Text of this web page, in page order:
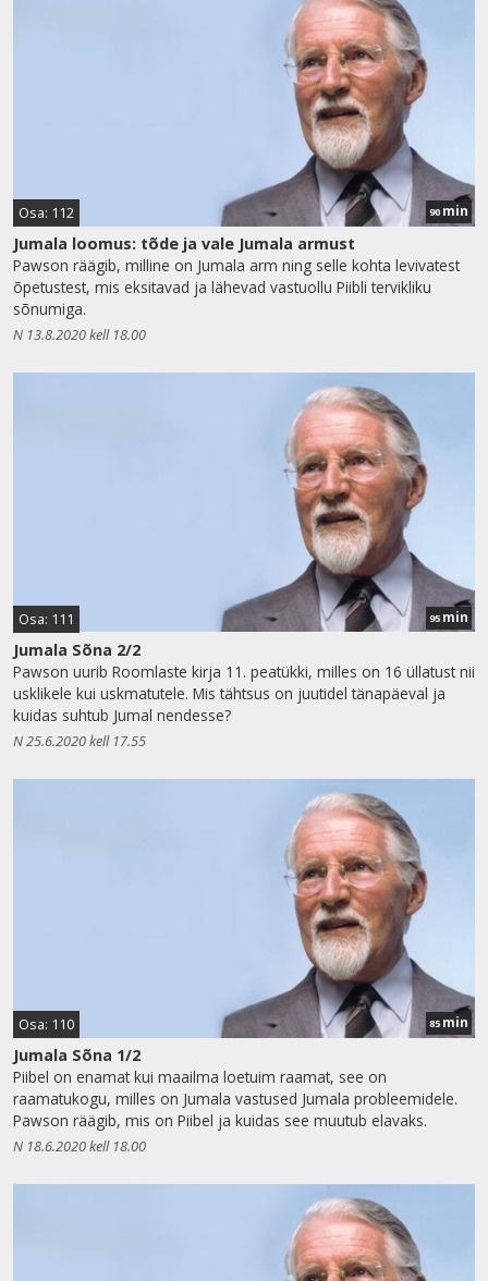
Osa: 112 90 min
Jumala loomus: tõde ja vale Jumala armust
Pawson räägib, milline on Jumala arm ning selle kohta levivatest
õpetustest, mis eksitavad ja lähevad vastuollu Piibli tervikliku
sõnumiga.
N 13.8.2020 kell 18.00
Osa: 111 95 min
Jumala Sõna 2/2
Pawson uurib Roomlaste kirja 11. peatükki, milles on 16 üllatust nii
usklikele kui uskmatutele. Mis tähtsus on juutidel tänapäeval ja
kuidas suhtub Jumal nendesse?
N 25.6.2020 kell 17.55
Osa: 110 85 min
Jumala Sõna 1/2
Piibel on enamat kui maailma loetuim raamat, see on
raamatukogu, milles on Jumala vastused Jumala probleemidele.
Pawson räägib, mis on Piibel ja kuidas see muutub elavaks.
N 18.6.2020 kell 18.00